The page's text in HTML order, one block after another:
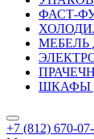
ФАСТ-
МЕБЕЛЬ
ШКАФЫ
+7 (812) 670-